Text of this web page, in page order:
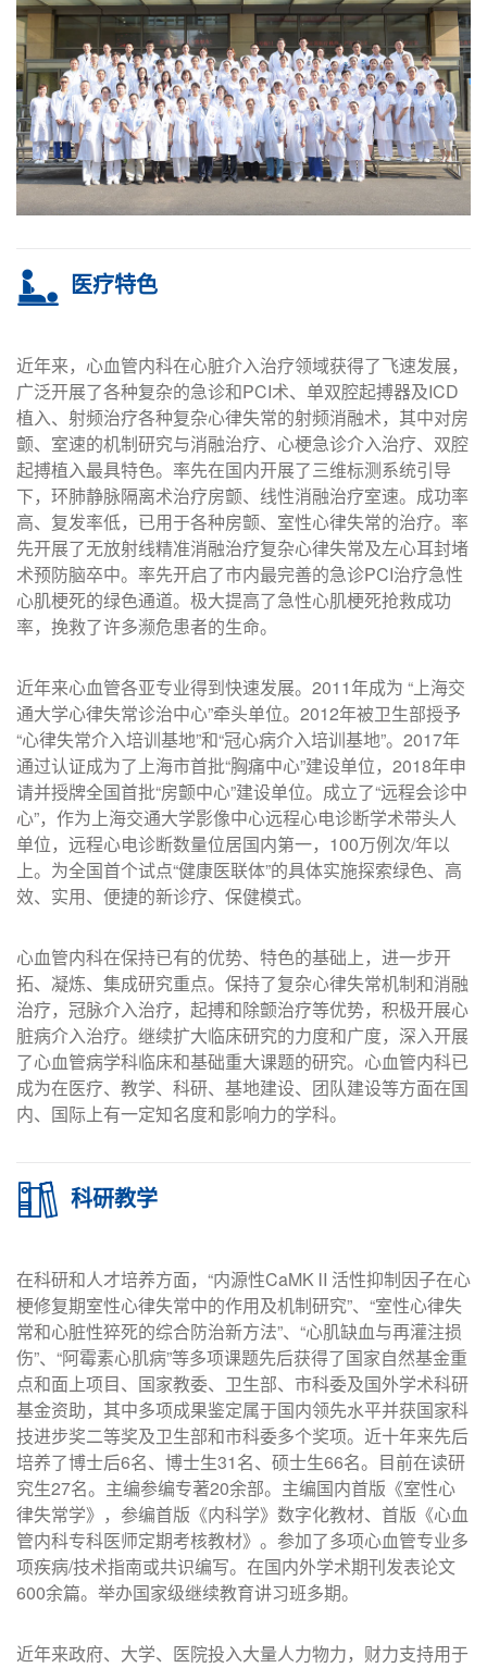
医疗特色
近年来，心血管内科在心脏介入治疗领域获得了飞速发展，
广泛开展了各种复杂的急诊和PCI术、单双腔起搏器及ICD
植入、射频治疗各种复杂心律失常的射频消融术，其中对房
颤、室速的机制研究与消融治疗、心梗急诊介入治疗、双腔
起搏植入最具特色。率先在国内开展了三维标测系统引导
下，环肺静脉隔离术治疗房颤、线性消融治疗室速。成功率
高、复发率低，已用于各种房颤、室性心律失常的治疗。率
先开展了无放射线精准消融治疗复杂心律失常及左心耳封堵
术预防脑卒中。率先开启了市内最完善的急诊PCI治疗急性
心肌梗死的绿色通道。极大提高了急性心肌梗死抢救成功
率，挽救了许多濒危患者的生命。
近年来心血管各亚专业得到快速发展。2011年成为 “上海交
通大学心律失常诊治中心”牵头单位。2012年被卫生部授予
“心律失常介入培训基地”和“冠心病介入培训基地”。2017年
通过认证成为了上海市首批“胸痛中心”建设单位，2018年申
请并授牌全国首批“房颤中心”建设单位。成立了“远程会诊中
心”，作为上海交通大学影像中心远程心电诊断学术带头人
单位，远程心电诊断数量位居国内第一，100万例次/年以
上。为全国首个试点“健康医联体”的具体实施探索绿色、高
效、实用、便捷的新诊疗、保健模式。
心血管内科在保持已有的优势、特色的基础上，进一步开
拓、凝炼、集成研究重点。保持了复杂心律失常机制和消融
治疗，冠脉介入治疗，起搏和除颤治疗等优势，积极开展心
脏病介入治疗。继续扩大临床研究的力度和广度，深入开展
了心血管病学科临床和基础重大课题的研究。心血管内科已
成为在医疗、教学、科研、基地建设、团队建设等方面在国
内、国际上有一定知名度和影响力的学科。
科研教学
在科研和人才培养方面，“内源性CaMKⅡ活性抑制因子在心
梗修复期室性心律失常中的作用及机制研究”、“室性心律失
常和心脏性猝死的综合防治新方法”、“心肌缺血与再灌注损
伤”、“阿霉素心肌病”等多项课题先后获得了国家自然基金重
点和面上项目、国家教委、卫生部、市科委及国外学术科研
基金资助，其中多项成果鉴定属于国内领先水平并获国家科
技进步奖二等奖及卫生部和市科委多个奖项。近十年来先后
培养了博士后6名、博士生31名、硕士生66名。目前在读研
究生27名。主编参编专著20余部。主编国内首版《室性心
律失常学》，参编首版《内科学》数字化教材、首版《心血
管内科专科医师定期考核教材》。参加了多项心血管专业多
项疾病/技术指南或共识编写。在国内外学术期刊发表论文
600余篇。举办国家级继续教育讲习班多期。
近年来政府、大学、医院投入大量人力物力，财力支持用于